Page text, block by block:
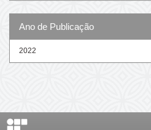
Ano de Publicação
2022